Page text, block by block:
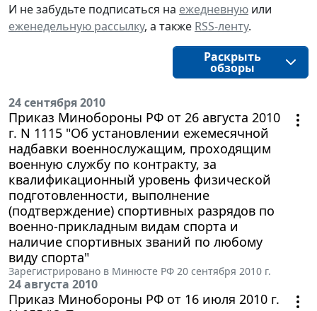
И не забудьте подписаться на ежедневную или
еженедельную рассылку, а также RSS-ленту.
Раскрыть
обзоры
24 сентября 2010
Приказ Минобороны РФ от 26 августа 2010
г. N 1115 "Об установлении ежемесячной
надбавки военнослужащим, проходящим
военную службу по контракту, за
квалификационный уровень физической
подготовленности, выполнение
(подтверждение) спортивных разрядов по
военно-прикладным видам спорта и
наличие спортивных званий по любому
виду спорта"
Зарегистрировано в Минюсте РФ 20 сентября 2010 г.
24 августа 2010
Приказ Минобороны РФ от 16 июля 2010 г.